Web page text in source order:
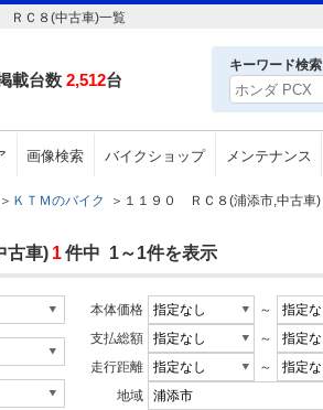
ＲＣ８(中古車)一覧
載台数 2,512台
キーワード検索
画像検索 バイクショップ メンテナンス
＞ ＫＴＭのバイク ＞ １１９０ ＲＣ８(浦添市,中古車)
古車) 1件中 1～1件を表示
本体価格
～
支払総額
～
走行距離
～
地域